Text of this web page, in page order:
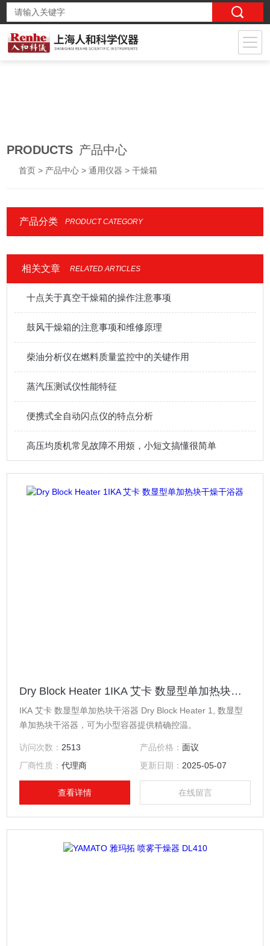
PRODUCTS 产品中心
首页 > 产品中心 >通用仪器 > 干燥箱
产品分类 PRODUCT CATEGORY
相关文章 RELATED ARTICLES
十点关于真空干燥箱的操作注意事项
鼓风干燥箱的注意事项和维修原理
柴油分析仪在燃料质量监控中的关键作用
蒸汽压测试仪性能特征
便携式全自动闪点仪的特点分析
高压均质机常见故障不用烦，小短文搞懂很简单
Dry Block Heater 1IKA 艾卡 数显型单加热块干燥干浴器
IKA 艾卡 数显型单加热块干浴器 Dry Block Heater 1, 数显型
单加热块干浴器，可为小型容器提供精确控温。
访问次数： 2513 产品价格： 面议
厂商性质：代理商 更新日期： 2025-05-07
查看详情 在线留言